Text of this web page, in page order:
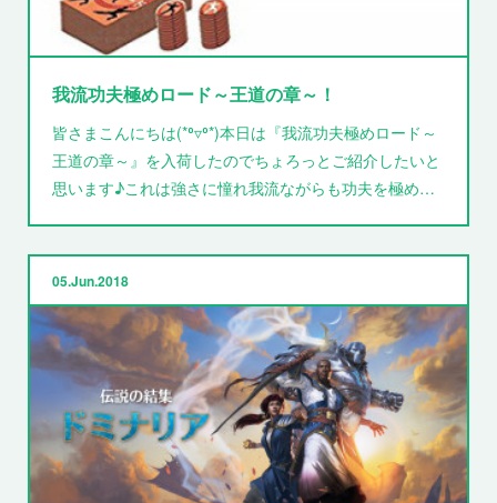
我流功夫極めロード～王道の章～！
皆さまこんにちは(*⁰▿⁰*)本日は『我流功夫極めロード～
王道の章～』を入荷したのでちょろっとご紹介したいと
思います♪これは強さに憧れ我流ながらも功夫を極め…
05Jun2018